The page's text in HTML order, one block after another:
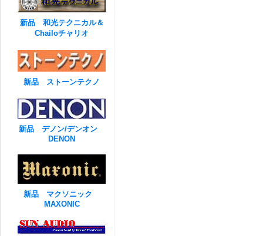
新品 和光テクニカル＆
Chailoチャリオ
新品 ストーンテクノ
新品 デノン/デンオン
DENON
新品 マクソニック
MAXONIC